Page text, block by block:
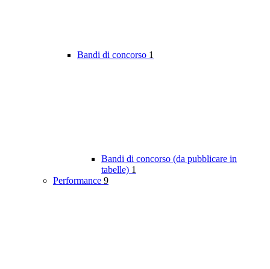
Bandi di concorso 1
Bandi di concorso (da pubblicare in
tabelle) 1
Performance 9